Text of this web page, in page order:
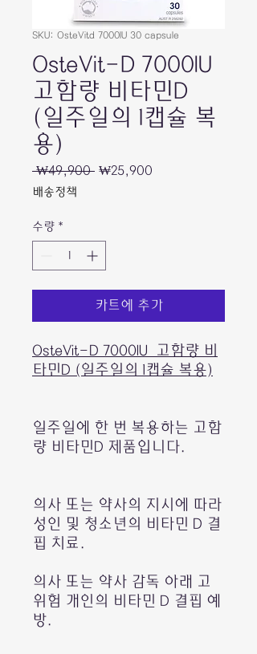
SKU: OsteVitd 7000IU 30 capsule
OsteVit-D 7000IU
고함량 비타민D
(일주일의 1캡슐 복
용)
₩49,900 일₩25,900
배송정책
수량 *
카트에 추가
OsteVit-D 7000IU 고함량 비
타민D (일주일의 1캡슐 복용)
일주일에 한 번 복용하는 고함
량 비타민D 제품입니다.
의사 또는 약사의 지시에 따라
성인 및 청소년의 비타민 D 결
핍 치료.
의사 또는 약사 감독 아래 고
위험 개인의 비타민 D 결핍 예
방.